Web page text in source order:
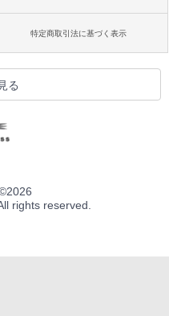
特定商取引法に基づく表示
る
2026
rights reserved.